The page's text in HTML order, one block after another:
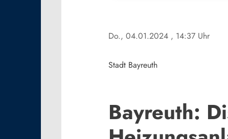
Do., 04.01.2024 , 14:37 Uhr
Stadt Bayreuth
Bayreuth: